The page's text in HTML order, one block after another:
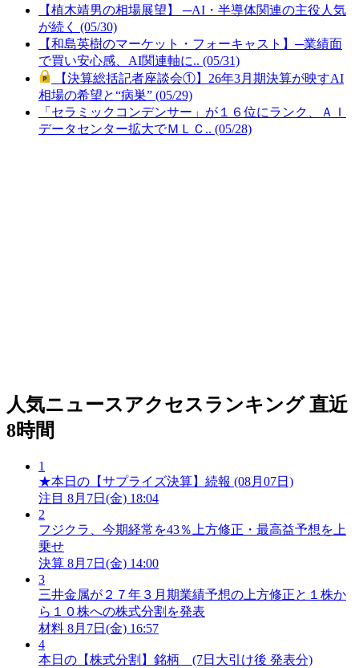
【植木靖男の相場展望】 ─AI・半導体関連の主役人気
が続く (05/30)
【和島英樹のマーケット・フォーキャスト】─業績面
で買い安心感、AI関連軸に.. (05/31)
【決算総括記者座談会①】26年3月期決算が映すAI
相場の希望と“病巣” (05/29)
「セラミックコンデンサー」が１６位にランク、ＡＩ
データセンター拡大でＭＬＣ.. (05/28)
人気ニュースアクセスランキング 直近
8時間
1
★本日の【サプライズ決算】続報 (08月07日)
注目 8月7日(金) 18:04
2
フジクラ、今期経常を43％上方修正・最高益予想を上
乗せ
決算 8月7日(金) 14:00
3
三井金属が２７年３月期業績予想の上方修正と１株か
ら１０株への株式分割を発表
材料 8月7日(金) 16:57
4
本日の【株式分割】銘柄 (7日大引け後 発表分)